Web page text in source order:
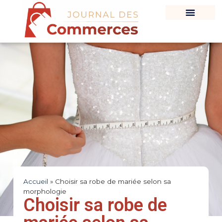
Accueil » Choisir sa robe de mariée selon sa
morphologie
Choisir sa robe de